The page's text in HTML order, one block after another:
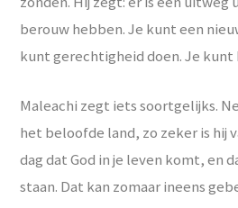
berouw hebben. Je kunt een
kunt gerechtigheid doen. Je kunt
Maleachi zegt iets soortgelijks.
het beloofde land, zo zeker is hij
dag dat God in je leven komt, en
staan. Dat kan zomaar ineens